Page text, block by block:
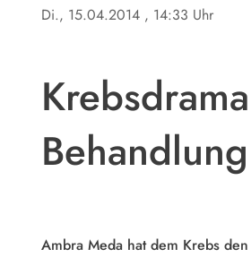
Di., 15.04.2014 , 14:33 Uhr
Behandlung
Ambra Meda hat dem Krebs